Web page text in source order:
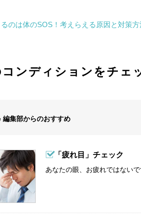
のは体のSOS！考えらえる原因と対策方
ンディションをチェ
集部からのおすすめ
「疲れ目」チェック
あなたの眼、お疲れではないで